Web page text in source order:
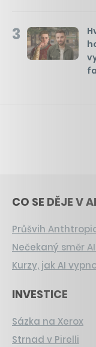
3
CO SE DĚJE V AI
Průšvih
Nečekaný směr
Kurzy, jak AI
INVESTICE
Sázka na Xerox
Strnad v Pirelli